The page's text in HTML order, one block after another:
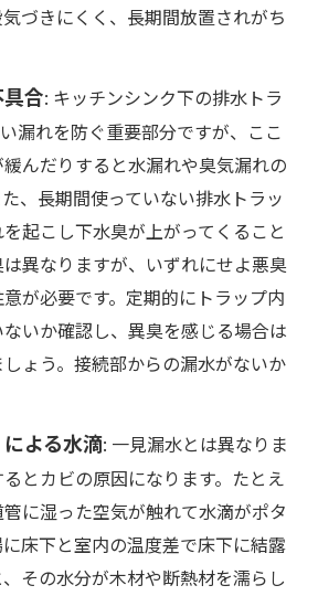
づきにくく、長期間放置されがち
合: キッチンシンク下の排水トラ
漏れを防ぐ重要部分ですが、ここ
んだりすると水漏れや臭気漏れの
、長期間使っていない排水トラッ
起こし下水臭が上がってくること
異なりますが、いずれにせよ悪臭
が必要です。定期的にトラップ内
いか確認し、異臭を感じる場合は
ょう。接続部からの漏水がないか
よる水滴: 一見漏水とは異なりま
とカビの原因になります。たとえ
に湿った空気が触れて水滴がポタ
床下と室内の温度差で床下に結露
その水分が木材や断熱材を濡らし